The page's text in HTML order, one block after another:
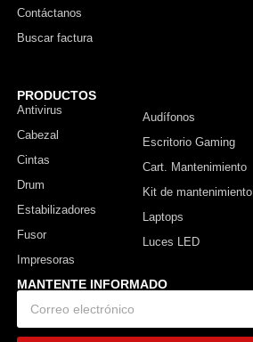
Contáctanos
Buscar factura
PRODUCTOS
Antivirus
Cabezal
Cintas
Drum
Estabilizadores
Fusor
Impresoras
Audífonos
Escritorio Gaming
Cart. Mantenimiento
Kit de mantenimiento
Laptops
Luces LED
MANTENTE INFORMADO